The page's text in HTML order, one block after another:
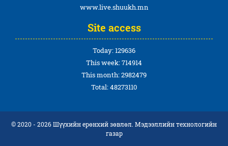
www.live.shuukh.mn
Site access
Today: 129636
This week: 714914
This month: 2982479
Total: 48273110
© 2020 - 2026 Шүүхийн ерөнхий зөвлөл. Мэдээллийн технологийн
газар